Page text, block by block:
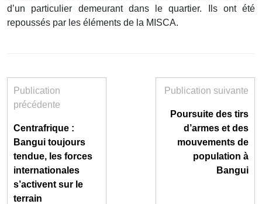
d’un particulier demeurant dans le quartier. Ils ont été
repoussés par les éléments de la MISCA.
Publication
précédente
Centrafrique :
Bangui toujours
tendue, les forces
internationales
s’activent sur le
terrain
Publication suivante
Poursuite des tirs
d’armes et des
mouvements de
population à
Bangui